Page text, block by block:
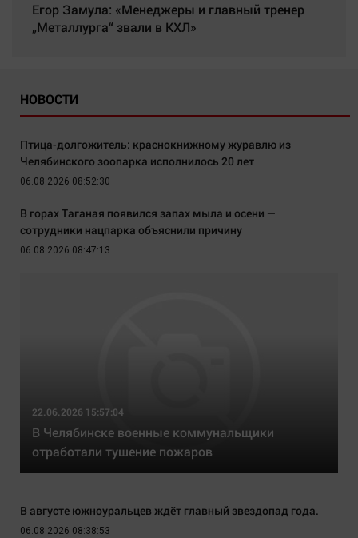
Егор Замула: «Менеджеры и главный тренер
„Металлурга“ звали в КХЛ»
НОВОСТИ
Птица-долгожитель: краснокнижному журавлю из
Челябинского зоопарка исполнилось 20 лет
06.08.2026 08:52:30
В горах Таганая появился запах мыла и осени —
сотрудники нацпарка объяснили причину
06.08.2026 08:47:13
22.06.2026 15:57:04
В Челябинске военные коммунальщики
отработали тушение пожаров
В августе южноуральцев ждёт главный звездопад года.
06.08.2026 08:38:53